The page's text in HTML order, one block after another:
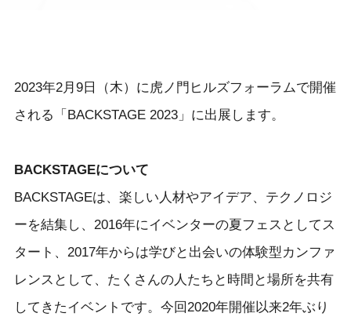
2023年2月9日（木）に虎ノ門ヒルズフォーラムで開催
される「BACKSTAGE 2023」に出展します。
BACKSTAGEについて
BACKSTAGEは、楽しい人材やアイデア、テクノロジ
ーを結集し、2016年にイベンターの夏フェスとしてス
タート、2017年からは学びと出会いの体験型カンファ
レンスとして、たくさんの人たちと時間と場所を共有
してきたイベントです。今回2020年開催以来2年ぶり